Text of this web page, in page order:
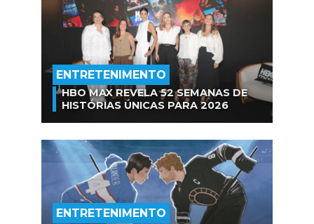
ENTRETENIMENTO
HBO MAX REVELA 52 SEMANAS DE
HISTÓRIAS ÚNICAS PARA 2026
ENTRETENIMENTO